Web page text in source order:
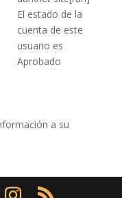
El estado de la
cuenta de este
usuario es
Aprobado
a su